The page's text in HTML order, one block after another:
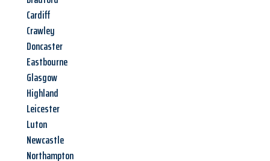
Cardiff
Crawley
Doncaster
Eastbourne
Glasgow
Highland
Leicester
Luton
Newcastle
Northampton